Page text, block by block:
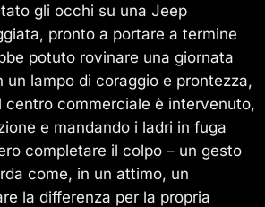
gli occhi su una Jeep
pronto a portare a termine
potuto rovinare una giornata
un lampo di coraggio e prontezza,
centro commerciale è intervenuto,
e mandando i ladri in fuga
completare il colpo – un gesto
come, in un attimo, un
la differenza per la propria